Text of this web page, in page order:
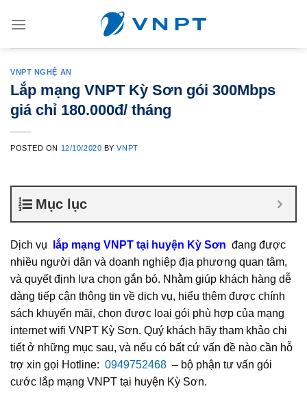
VNPT NGHỆ AN
Lắp mạng VNPT Kỳ Sơn gói 300Mbps
giá chỉ 180.000đ/ tháng
POSTED ON 12/10/2020 BYVNPT
Mục lục
Dịch vụ lắp mạng VNPT tại huyện Kỳ Sơn đang được
nhiều người dân và doanh nghiệp địa phương quan tâm,
và quyết định lựa chọn gắn bó. Nhằm giúp khách hàng dễ
dàng tiếp cận thông tin về dịch vụ, hiểu thêm được chính
sách khuyến mãi, chọn được loại gói phù hợp của mạng
internet wifi VNPT Kỳ Sơn. Quý khách hãy tham khảo chi
tiết ở những mục sau, và nếu có bất cứ vấn đề nào cần hỗ
trợ xin gọi Hotline: 0949752468 – bộ phận tư vấn gói
cước lắp mạng VNPT tại huyện Kỳ Sơn.